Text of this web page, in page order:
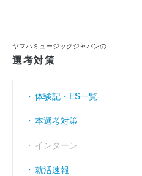
売上伸び率
経常利益率 （％）
ヤマハミュージックジャパンの
選考対策
体験記・ES一覧
本選考対策
インターン
就活速報